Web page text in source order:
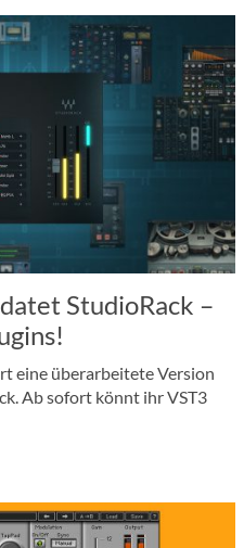
StudioRack –
eine überarbeitete Version
Ab sofort könnt ihr VST3